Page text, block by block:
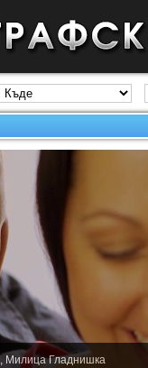
Милица Гладнишка